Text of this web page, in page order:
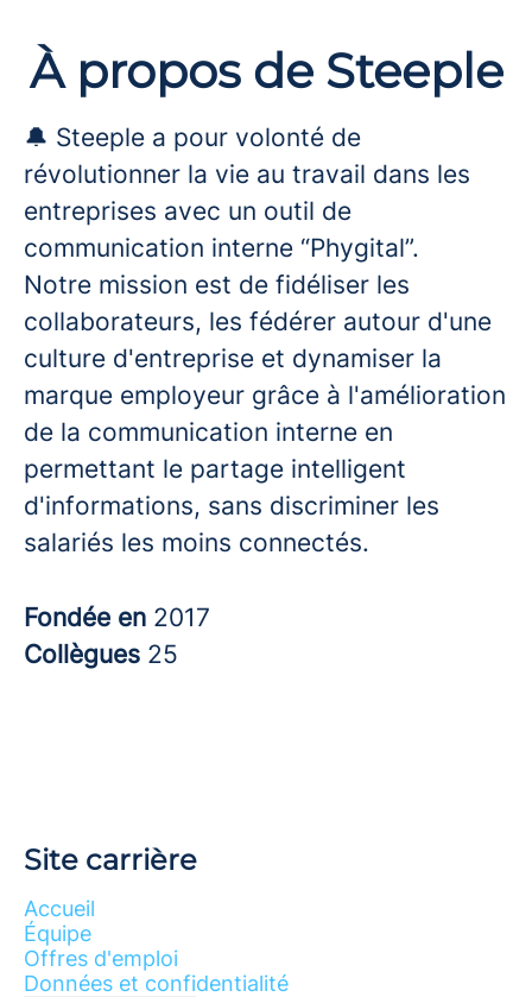
À propos de Steeple
🔔 Steeple a pour volonté de
révolutionner la vie au travail dans les
entreprises avec un outil de
communication interne “Phygital”.
Notre mission est de fidéliser les
collaborateurs, les fédérer autour d'une
culture d'entreprise et dynamiser la
marque employeur grâce à l'amélioration
de la communication interne en
permettant le partage intelligent
d'informations, sans discriminer les
salariés les moins connectés.
Fondée en 2017
Collègues 25
Site carrière
Accueil
Équipe
Offres d'emploi
Données et confidentialité